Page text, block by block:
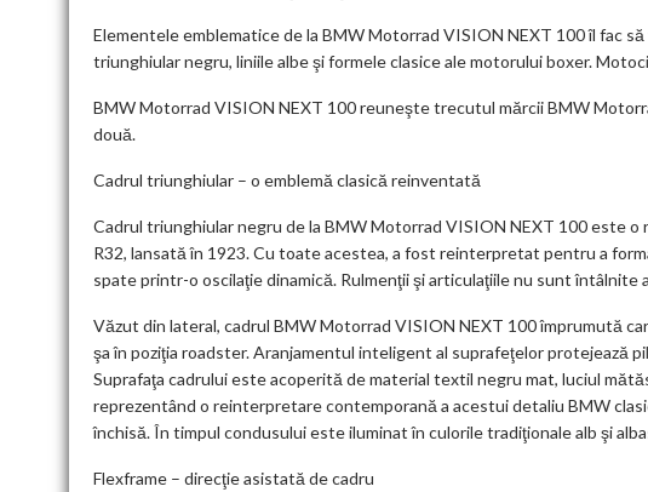
Elementele emblematice de la BMW Motorrad VISION NEXT 100 îl fac
triunghiular negru, liniile albe şi formele clasice ale motorului boxer.
BMW Motorrad VISION NEXT 100 reuneşte trecutul mărcii BMW
două.
Cadrul triunghiular – o emblemă clasică reinventată
Cadrul triunghiular negru de la BMW Motorrad VISION NEXT 100 este
R32, lansată în 1923. Cu toate acestea, a fost reinterpretat pentru a
spate printr-o oscilaţie dinamică. Rulmenţii şi articulaţiile nu sunt întâlnite
Văzut din lateral, cadrul BMW Motorrad VISION NEXT 100 împrumută
şa în poziţia roadster. Aranjamentul inteligent al suprafeţelor protejează
Suprafaţa cadrului este acoperită de material textil negru mat, luciul
reprezentând o reinterpretare contemporană a acestui detaliu BMW
închisă. În timpul condusului este iluminat în culorile tradiţionale alb şi
Flexframe – direcţie asistată de cadru